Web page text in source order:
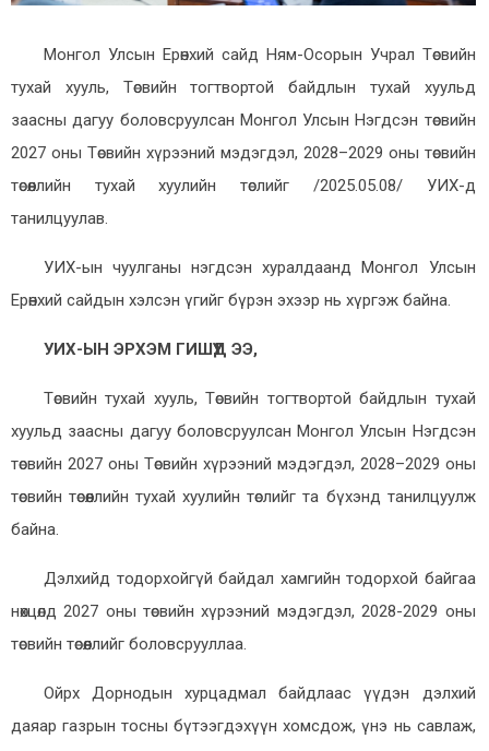
Монгол Улсын Ерөнхий сайд Ням-Осорын Учрал Төсвийн
тухай хууль, Төсвийн тогтвортой байдлын тухай хуульд
заасны дагуу боловсруулсан Монгол Улсын Нэгдсэн төсвийн
2027 оны Төсвийн хүрээний мэдэгдэл, 2028–2029 оны төсвийн
төсөөллийн тухай хуулийн төслийг /2025.05.08/ УИХ-д
танилцуулав.
УИХ-ын чуулганы нэгдсэн хуралдаанд Монгол Улсын
Ерөнхий сайдын хэлсэн үгийг бүрэн эхээр нь хүргэж байна.
УИХ-ЫН ЭРХЭМ ГИШҮҮД ЭЭ,
Төсвийн тухай хууль, Төсвийн тогтвортой байдлын тухай
хуульд заасны дагуу боловсруулсан Монгол Улсын Нэгдсэн
төсвийн 2027 оны Төсвийн хүрээний мэдэгдэл, 2028–2029 оны
төсвийн төсөөллийн тухай хуулийн төслийг та бүхэнд танилцуулж
байна.
Дэлхийд тодорхойгүй байдал хамгийн тодорхой байгаа
нөхцөлд 2027 оны төсвийн хүрээний мэдэгдэл, 2028-2029 оны
төсвийн төсөөллийг боловсрууллаа.
Ойрх Дорнодын хурцадмал байдлаас үүдэн дэлхий
даяар газрын тосны бүтээгдэхүүн хомсдож, үнэ нь савлаж,